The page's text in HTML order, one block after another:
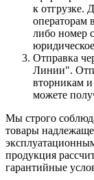
к отгрузке.
операторам
либо номер
Отправка
Линии".
вторникам
можете
Мы строго
товары
продукция
гарантийные